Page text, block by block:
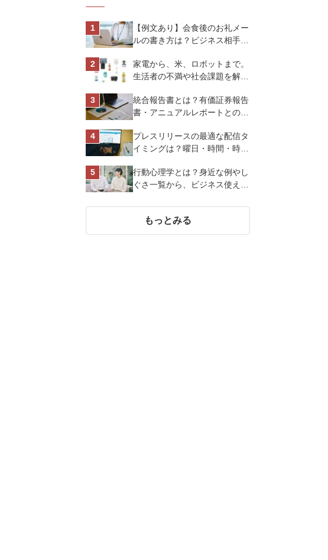
【例文あり】会食後のお礼メー
ルの書き方は？ビジネス相手に
トを解説
家電から、米、ロボットまで。
生活者の不満や社会課題を解決
スオーヤマ株式会社
統合報告書とは？有価証券報告
書・アニュアルレポートとの違
プレスリリースの最適な配信タ
イミングは？曜日・時間・時期
化させよう
行動心理学とは？身近な例やし
ぐさ一覧から、ビジネス使える
もっとみる